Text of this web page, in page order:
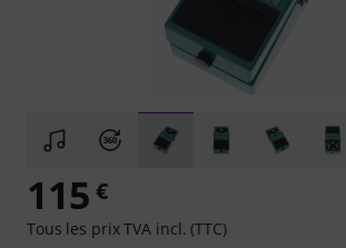
115 €
Tous les prix TVA incl. (TTC)